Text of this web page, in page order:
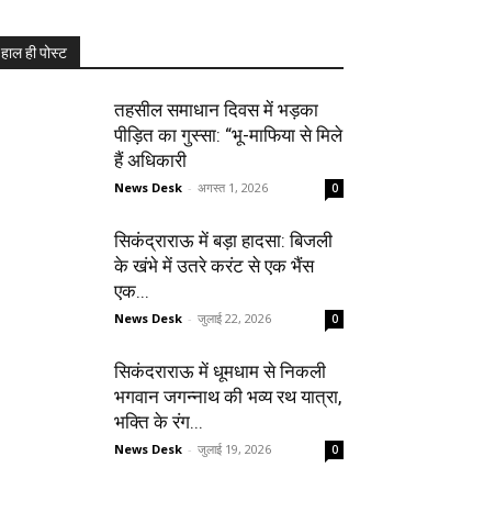
हाल ही पोस्ट
तहसील समाधान दिवस में भड़का
पीड़ित का गुस्सा: “भू-माफिया से मिले
हैं अधिकारी
News Desk - अगस्त 1, 2026 0
सिकंद्राराऊ में बड़ा हादसा: बिजली
के खंभे में उतरे करंट से एक भैंस
एक...
News Desk - जुलाई 22, 2026 0
सिकंदराराऊ में धूमधाम से निकली
भगवान जगन्नाथ की भव्य रथ यात्रा,
भक्ति के रंग...
News Desk - जुलाई 19, 2026 0